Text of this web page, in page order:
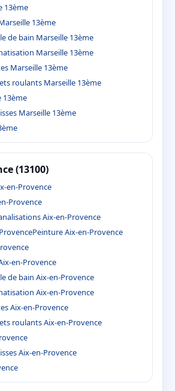
13ème
13ème
de bain Marseille 13ème
Marseille 13ème
Marseille 13ème
roulants Marseille 13ème
13ème
Marseille 13ème
(13100)
en-Provence
Provence
Aix-en-Provence
Peinture Aix-en-Provence
en-Provence
de bain Aix-en-Provence
Aix-en-Provence
Aix-en-Provence
roulants Aix-en-Provence
Aix-en-Provence